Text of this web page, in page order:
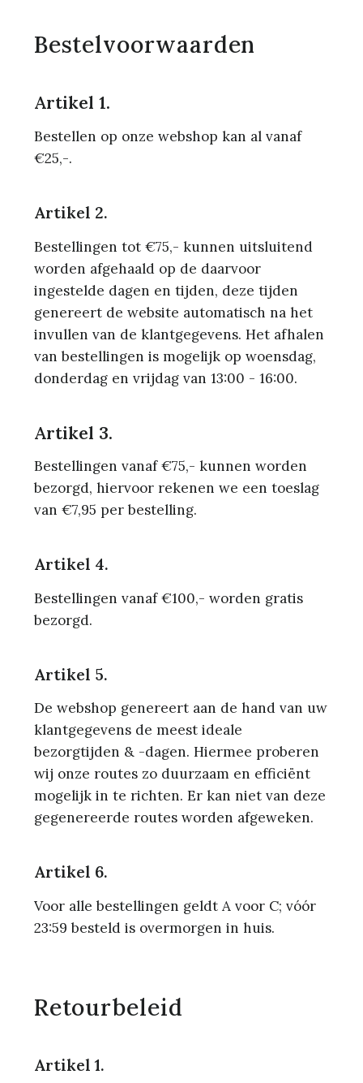
Bestelvoorwaarden
Artikel 1.
Bestellen op onze webshop kan al vanaf
€25,-.
Artikel 2.
Bestellingen tot €75,- kunnen uitsluitend
worden afgehaald op de daarvoor
ingestelde dagen en tijden, deze tijden
genereert de website automatisch na het
invullen van de klantgegevens. Het afhalen
van bestellingen is mogelijk op woensdag,
donderdag en vrijdag van 13:00 - 16:00.
Artikel 3.
Bestellingen vanaf €75,- kunnen worden
bezorgd, hiervoor rekenen we een toeslag
van €7,95 per bestelling.
Artikel 4.
Bestellingen vanaf €100,- worden gratis
bezorgd.
Artikel 5.
De webshop genereert aan de hand van uw
klantgegevens de meest ideale
bezorgtijden & -dagen. Hiermee proberen
wij onze routes zo duurzaam en efficiënt
mogelijk in te richten. Er kan niet van deze
gegenereerde routes worden afgeweken.
Artikel 6.
Voor alle bestellingen geldt A voor C; vóór
23:59 besteld is overmorgen in huis.
Retourbeleid
Artikel 1.